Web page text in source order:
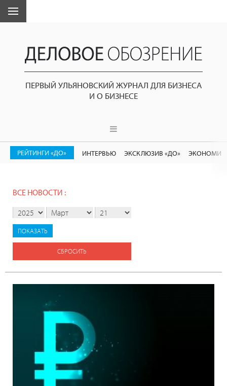
ПЕРВЫЙ УЛЬЯНОВСКИЙ ЖУРНАЛ ДЛЯ БИЗНЕСА
И О БИЗНЕСЕ
РЕЙТИНГИ «ДО» ИНТЕРВЬЮ ЭКСКЛЮЗИВ «ДО»
ВСЕ НОВОСТИ :
СБРОСИТЬ